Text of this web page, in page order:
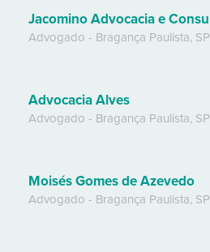
Jacomino Advocacia e
Advogado - Bragança Paulista, SP
Advocacia Alves
Advogado - Bragança Paulista, SP
Moisés Gomes de Azevedo
Advogado - Bragança Paulista, SP